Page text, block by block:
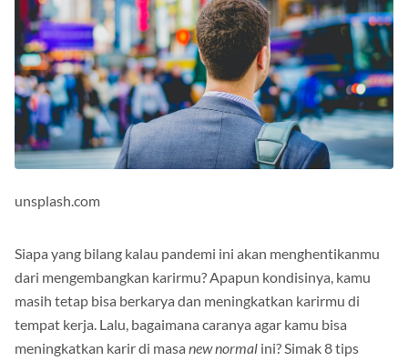
unsplash.com
Siapa yang bilang kalau pandemi ini akan menghentikanmu
dari mengembangkan karirmu? Apapun kondisinya, kamu
masih tetap bisa berkarya dan meningkatkan karirmu di
tempat kerja. Lalu, bagaimana caranya agar kamu bisa
meningkatkan karir di masa new normal ini? Simak 8 tips